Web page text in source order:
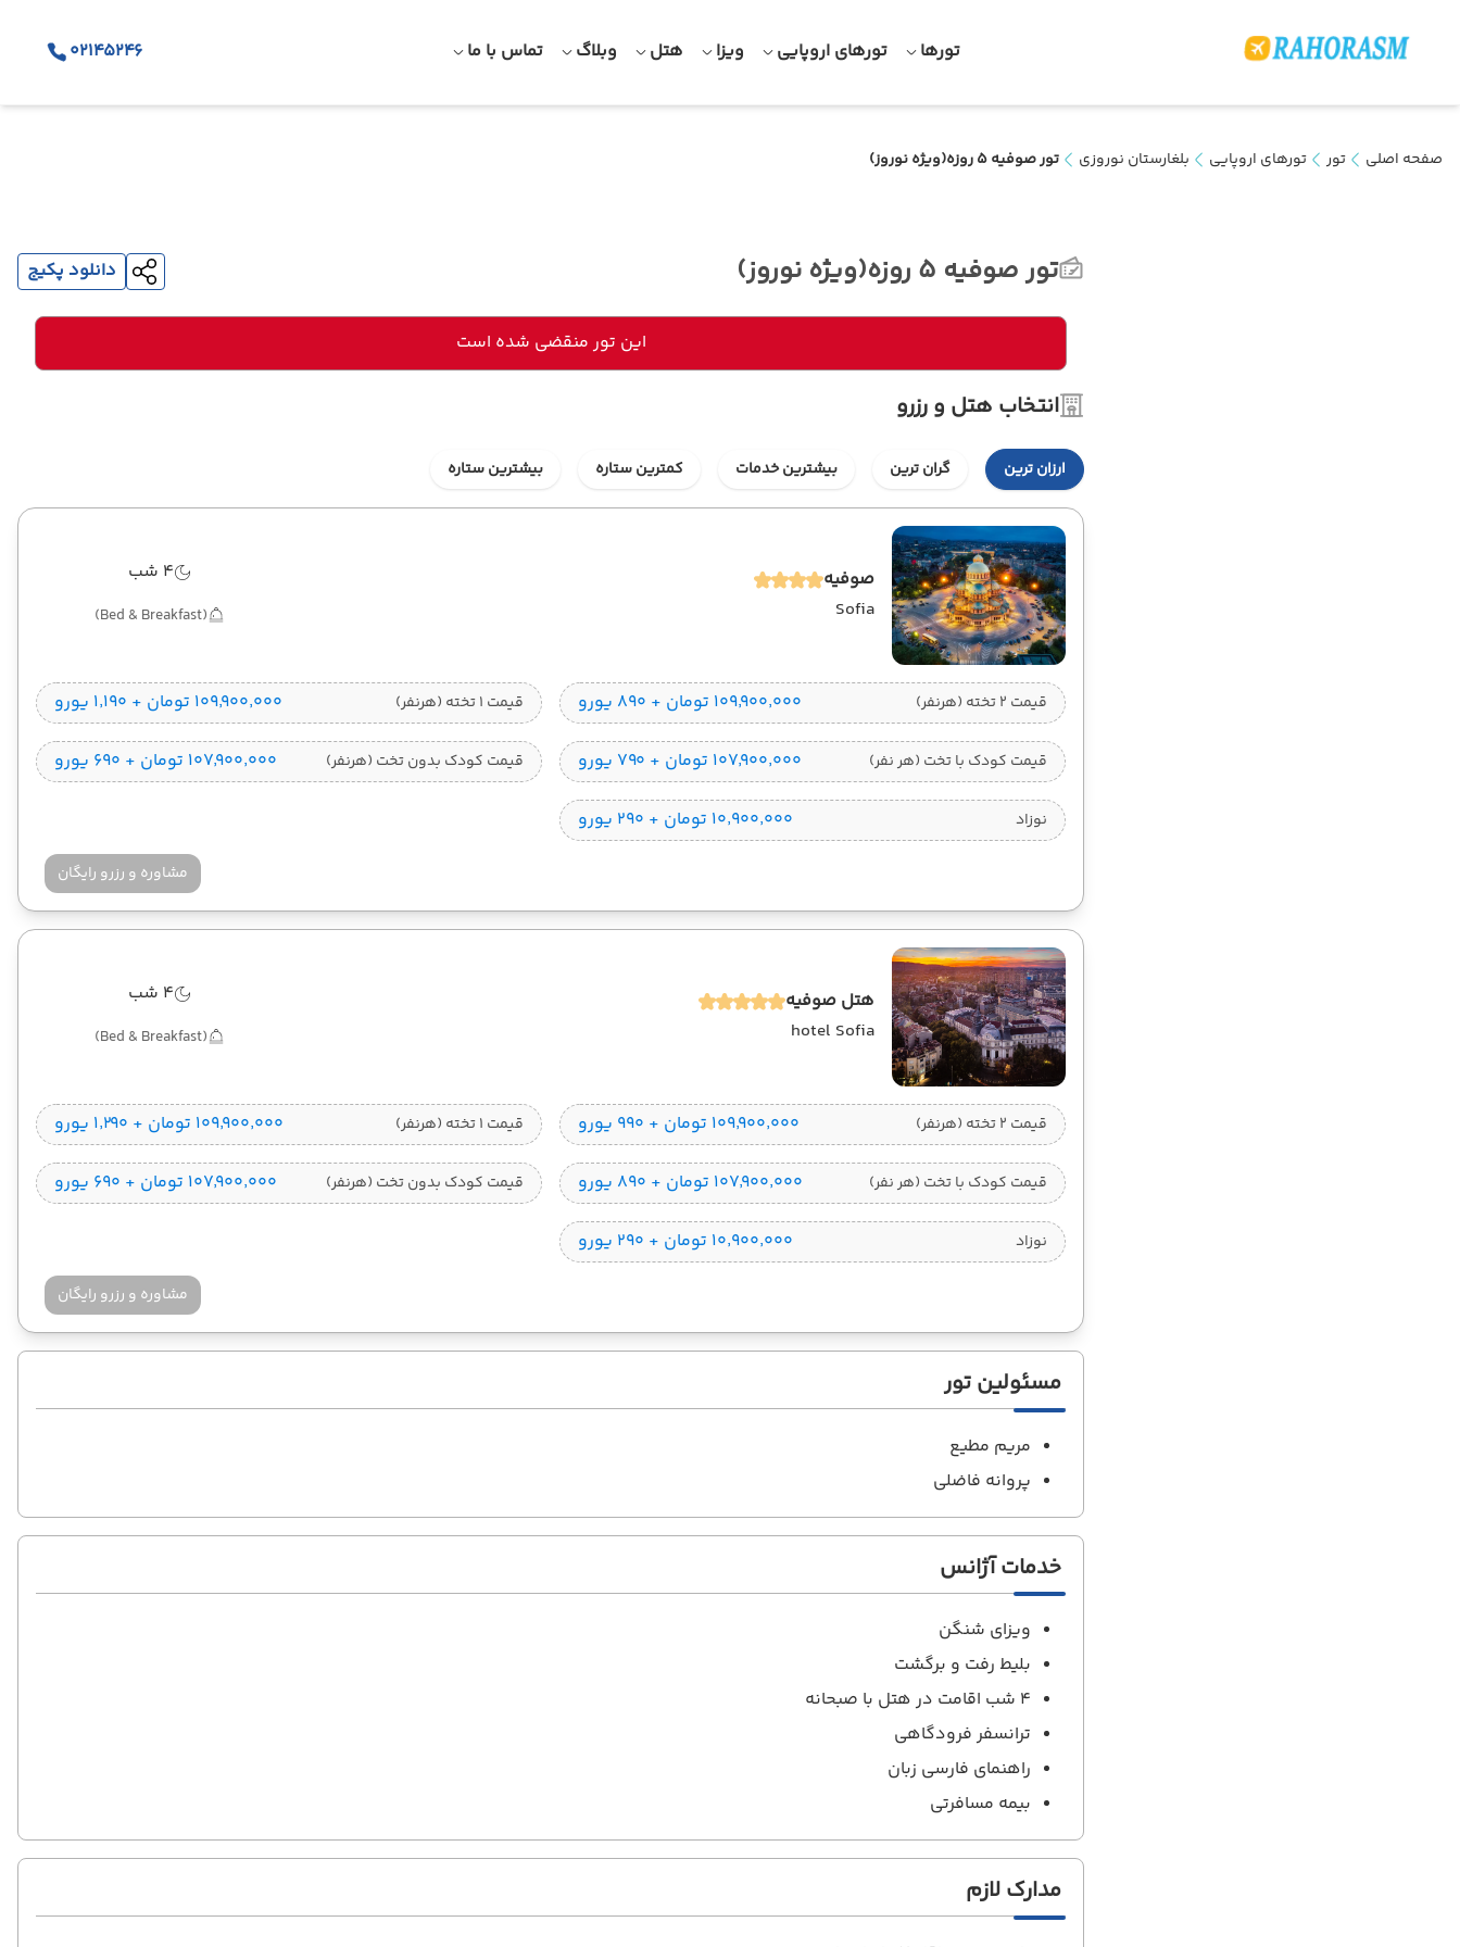
تورها تورهای اروپایی ویزا هتل وبلاگ تماس با ما 02145246
صفحه اصلی تور تورهای اروپایی بلغارستان نوروزی تور صوفیه 5 روزه(ویژه نوروز)
تور صوفیه 5 روزه(ویژه نوروز) دانلود پکیج
این تور منقضی شده است
انتخاب هتل و رزرو
ارزان ترین گران ترین بیشترین خدمات کمترین ستاره بیشترین ستاره
صوفیه
Sofia
4 شب
(Bed & Breakfast)
قیمت 2 تخته (هرنفر) ۱۰۹٬۹۰۰٬۰۰۰ تومان + ۸۹۰ یورو قیمت 1 تخته (هرنفر) ۱۰۹٬۹۰۰٬۰۰۰ تومان + ۱٬۱۹۰ یورو
قیمت کودک با تخت (هر نفر) ۱۰۷٬۹۰۰٬۰۰۰ تومان + ۷۹۰ یورو قیمت کودک بدون تخت (هرنفر) ۱۰۷٬۹۰۰٬۰۰۰ تومان + ۶۹۰ یورو
نوزاد ۱۰٬۹۰۰٬۰۰۰ تومان + ۲۹۰ یورو
مشاوره و رزرو رایگان
هتل صوفیه
hotel Sofia
4 شب
(Bed & Breakfast)
قیمت 2 تخته (هرنفر) ۱۰۹٬۹۰۰٬۰۰۰ تومان + ۹۹۰ یورو قیمت 1 تخته (هرنفر) ۱۰۹٬۹۰۰٬۰۰۰ تومان + ۱٬۲۹۰ یورو
قیمت کودک با تخت (هر نفر) ۱۰۷٬۹۰۰٬۰۰۰ تومان + ۸۹۰ یورو قیمت کودک بدون تخت (هرنفر) ۱۰۷٬۹۰۰٬۰۰۰ تومان + ۶۹۰ یورو
نوزاد ۱۰٬۹۰۰٬۰۰۰ تومان + ۲۹۰ یورو
مشاوره و رزرو رایگان
مسئولین تور
مریم مطیع
پروانه فاضلی
خدمات آژانس
ویزای شنگن
بلیط رفت و برگشت
4 شب اقامت در هتل با صبحانه
ترانسفر فرودگاهی
راهنمای فارسی زبان
بیمه مسافرتی
مدارک لازم